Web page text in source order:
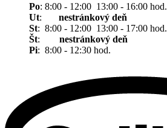
Po: 8:00 - 12:00 13:00 - 16:00 hod.
Ut:
nestránkový deň
St: 8:00 - 12:00 13:00 - 17:00 hod.
Št: nestránkový deň
Pi: 8:00 - 12:30 hod.